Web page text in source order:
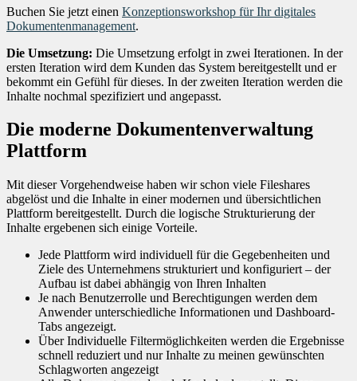
Buchen Sie jetzt einen Konzeptionsworkshop für Ihr digitales
Dokumentenmanagement.
Die Umsetzung: Die Umsetzung erfolgt in zwei Iterationen. In der
ersten Iteration wird dem Kunden das System bereitgestellt und er
bekommt ein Gefühl für dieses. In der zweiten Iteration werden die
Inhalte nochmal spezifiziert und angepasst.
Die moderne Dokumentenverwaltung
Plattform
Mit dieser Vorgehendweise haben wir schon viele Fileshares
abgelöst und die Inhalte in einer modernen und übersichtlichen
Plattform bereitgestellt. Durch die logische Strukturierung der
Inhalte ergebenen sich einige Vorteile.
Jede Plattform wird individuell für die Gegebenheiten und
Ziele des Unternehmens strukturiert und konfiguriert – der
Aufbau ist dabei abhängig von Ihren Inhalten
Je nach Benutzerrolle und Berechtigungen werden dem
Anwender unterschiedliche Informationen und Dashboard-
Tabs angezeigt.
Über Individuelle Filtermöglichkeiten werden die Ergebnisse
schnell reduziert und nur Inhalte zu meinen gewünschten
Schlagworten angezeigt